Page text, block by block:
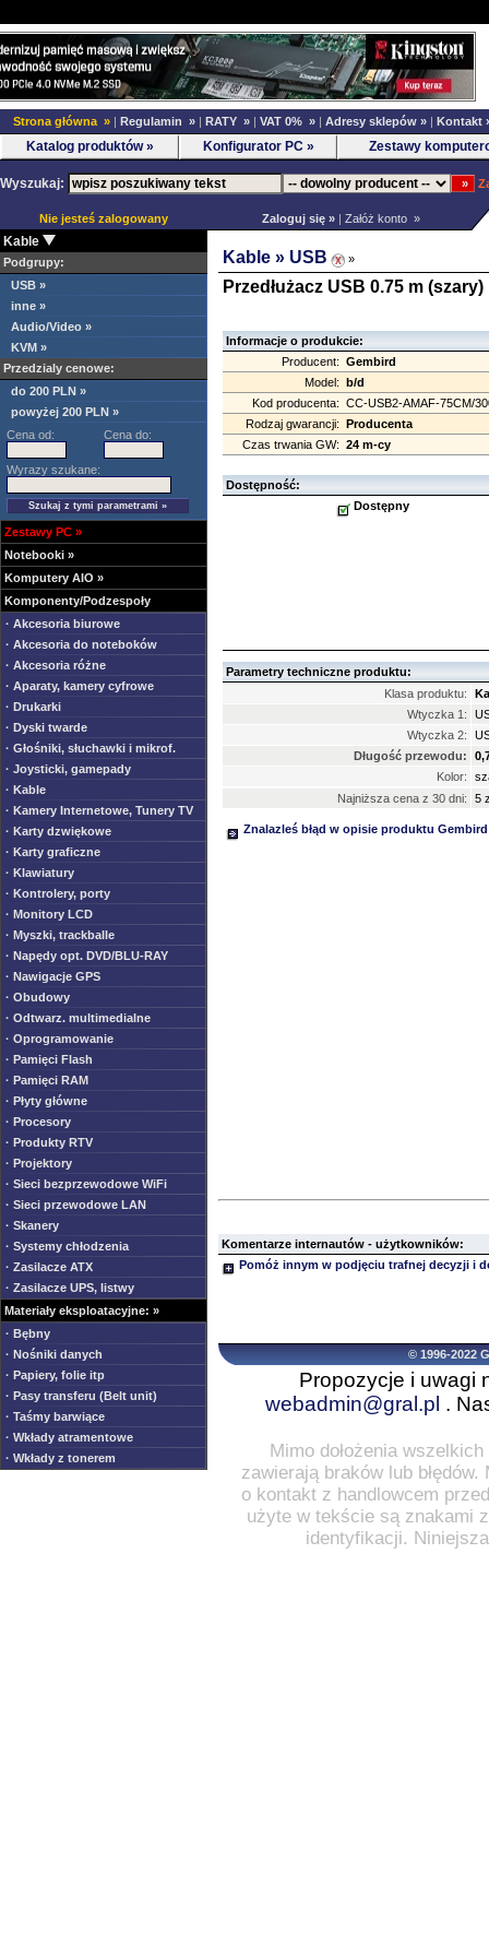
Strona główna » | Regulamin » | RATY » | VAT 0% » | Adresy sklepów » | Kontakt
Katalog produktów » Konfigurator PC » Zestawy
Wyszukaj:
Nie jesteś zalogowany Zaloguj się » | Załóż konto »
Kable
Podgrupy:
USB »
inne »
Audio/Video »
KVM »
Przedzialy cenowe:
do 200 PLN »
powyżej 200 PLN »
Cena od:
Cena do:
Wyrazy szukane:
Zestawy PC »
Notebooki »
Komputery AIO »
Komponenty/Podzespoły
· Akcesoria biurowe
· Akcesoria do noteboków
· Akcesoria różne
· Aparaty, kamery cyfrowe
· Drukarki
· Dyski twarde
· Głośniki, słuchawki i mikrof.
· Joysticki, gamepady
· Kable
· Kamery Internetowe, Tunery TV
· Karty dzwiękowe
· Karty graficzne
· Klawiatury
· Kontrolery, porty
· Monitory LCD
· Myszki, trackballe
· Napędy opt. DVD/BLU-RAY
· Nawigacje GPS
· Obudowy
· Odtwarz. multimedialne
· Oprogramowanie
· Pamięci Flash
· Pamięci RAM
· Płyty główne
· Procesory
· Produkty RTV
· Projektory
· Sieci bezprzewodowe WiFi
· Sieci przewodowe LAN
· Skanery
· Systemy chłodzenia
· Zasilacze ATX
· Zasilacze UPS, listwy
Materiały eksploatacyjne: »
· Bębny
· Nośniki danych
· Papiery, folie itp
· Pasy transferu (Belt unit)
· Taśmy barwiące
· Wkłady atramentowe
· Wkłady z tonerem
Kable » USB »
Przedłużacz USB 0.75 m (szary)
Informacje o produkcie:
Producent: Gembird
Model: b/d
Kod producenta: CC-USB2-AMAF-75CM/
Rodzaj gwarancji: Producenta
Czas trwania GW: 24 m-cy
Dostępność:
Dostępny
Parametry techniczne produktu:
Klasa produktu:
Wtyczka 1:
Wtyczka 2:
Długość przewodu:
Kolor:
Najniższa cena z 30 dni:
5
Znalazleś błąd w opisie produktu
Komentarze internautów - użytkowników:
Pomóż innym w podjęciu trafnej decyzji i
© 1996-2022
Propozycje i uwagi
webadmin@gral.pl .
Mimo dołożenia
zawierają braków lub
o kontakt z handlowcem
użyte w tekście są znakami
identyfikacji.